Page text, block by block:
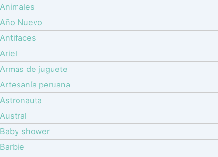
Animales
Año Nuevo
Antifaces
Ariel
Armas de juguete
Artesanía peruana
Astronauta
Austral
Baby shower
Barbie